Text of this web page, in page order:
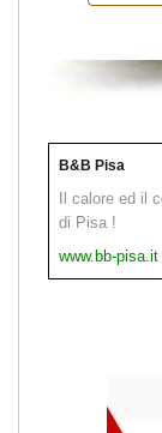
B&B Pisa
Il calore ed il
di Pisa !
www.bb-pisa.it